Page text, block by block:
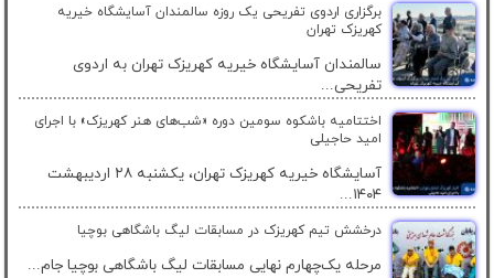
برگزاری اردوی تفریحی یک روزه سالمندان آسایشگاه خیریه
کهریزک تهران
سالمندان آسایشگاه خیریه کهریزک تهران به اردوی
تفریحی...
اختتامیه باشکوه سومین دوره «شب‌های هنر کهریزک» با اجرای
امید حاجیلی
آسایشگاه خیریه کهریزک تهران، یکشنبه ۲۸ اردیبهشت
۱۴۰۴...
درخشش تیم کهریزک در مسابقات لیگ باشگاهی بوچیا
مرحله یک‌چهارم نهایی مسابقات لیگ باشگاهی بوچیا جام...